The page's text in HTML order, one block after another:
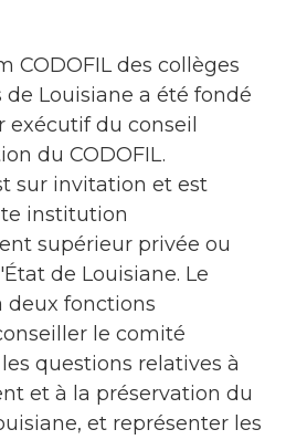
CODOFIL des collèges
Louisiane a été fondé
exécutif du conseil
du CODOFIL.
sur invitation et est
institution
supérieur privée ou
de Louisiane. Le
deux fonctions
le comité
questions relatives à
et à la préservation du
et représenter les